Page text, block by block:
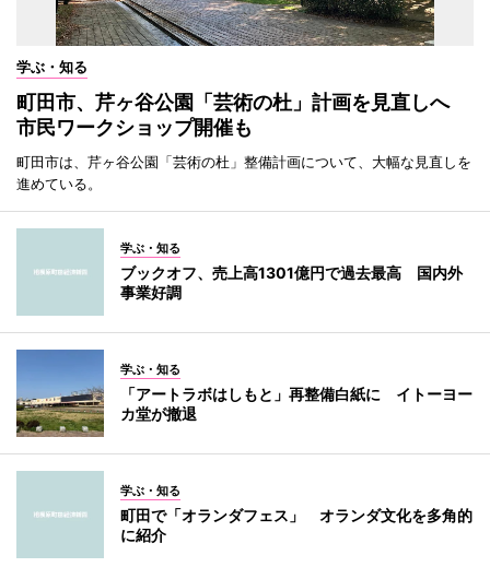
学ぶ・知る
町田市、芹ヶ谷公園「芸術の杜」計画を見直しへ
市民ワークショップ開催も
町田市は、芹ヶ谷公園「芸術の杜」整備計画について、大幅な見直しを
進めている。
学ぶ・知る
ブックオフ、売上高1301億円で過去最高 国内外
事業好調
学ぶ・知る
「アートラボはしもと」再整備白紙に イトーヨー
カ堂が撤退
学ぶ・知る
町田で「オランダフェス」 オランダ文化を多角的
に紹介